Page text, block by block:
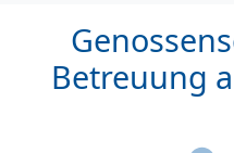
Betreuung